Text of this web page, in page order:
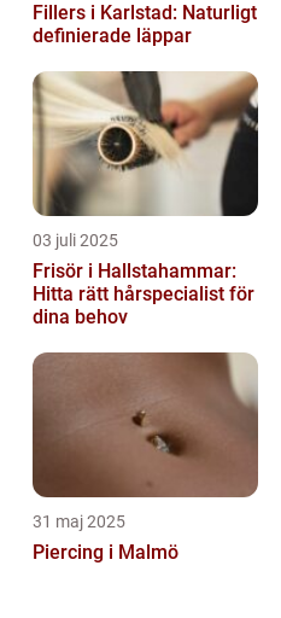
Fillers i Karlstad: Naturligt
definierade läppar
03 juli 2025
Frisör i Hallstahammar:
Hitta rätt hårspecialist för
dina behov
31 maj 2025
Piercing i Malmö